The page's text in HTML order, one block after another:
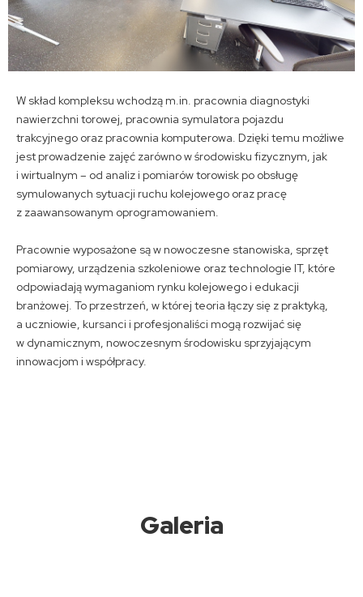
W skład kompleksu wchodzą m.in. pracownia diagnostyki
nawierzchni torowej, pracownia symulatora pojazdu
trakcyjnego oraz pracownia komputerowa. Dzięki temu możliwe
jest prowadzenie zajęć zarówno w środowisku fizycznym, jak
i wirtualnym – od analiz i pomiarów torowisk po obsługę
symulowanych sytuacji ruchu kolejowego oraz pracę
z zaawansowanym oprogramowaniem.
Pracownie wyposażone są w nowoczesne stanowiska, sprzęt
pomiarowy, urządzenia szkoleniowe oraz technologie IT, które
odpowiadają wymaganiom rynku kolejowego i edukacji
branżowej. To przestrzeń, w której teoria łączy się z praktyką,
a uczniowie, kursanci i profesjonaliści mogą rozwijać się
w dynamicznym, nowoczesnym środowisku sprzyjającym
innowacjom i współpracy.
Galeria